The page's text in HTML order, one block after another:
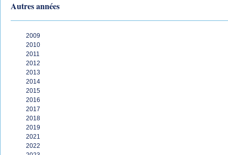
Autres années
2009
2010
2011
2012
2013
2014
2015
2016
2017
2018
2019
2021
2022